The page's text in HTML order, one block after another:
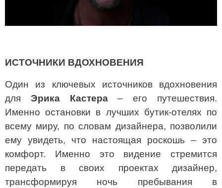
ИСТОЧНИКИ ВДОХНОВЕНИЯ
Один из ключевых источников вдохновения
для Эрика Кастера– его путешествия.
Именно остановки в лучших бутик-отелях по
всему миру, по словам дизайнера, позволили
ему увидеть, что настоящая роскошь – это
комфорт. Именно это видение стремится
передать в своих проектах дизайнер,
трансформируя ночь пребывания в